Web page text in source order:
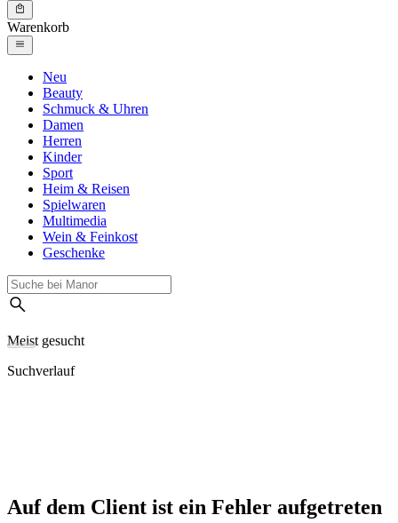
Warenkorb
Neu
Beauty
Schmuck & Uhren
Damen
Herren
Kinder
Sport
Heim & Reisen
Spielwaren
Multimedia
Wein & Feinkost
Geschenke
Meist gesucht
Suchverlauf
Auf dem Client ist ein Fehler aufgetreten